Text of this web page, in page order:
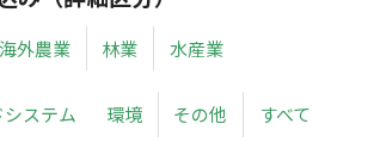
海外農業 林業 水産業
ステム 環境 その他 すべて